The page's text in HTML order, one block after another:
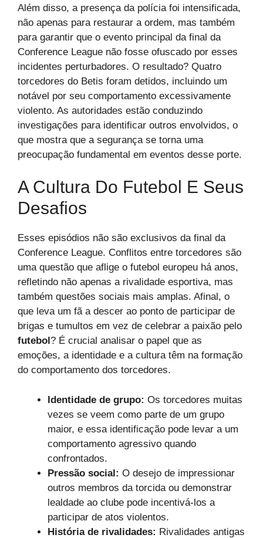
Além disso, a presença da polícia foi intensificada,
não apenas para restaurar a ordem, mas também
para garantir que o evento principal da final da
Conference League não fosse ofuscado por esses
incidentes perturbadores. O resultado? Quatro
torcedores do Betis foram detidos, incluindo um
notável por seu comportamento excessivamente
violento. As autoridades estão conduzindo
investigações para identificar outros envolvidos, o
que mostra que a segurança se torna uma
preocupação fundamental em eventos desse porte.
A Cultura Do Futebol E Seus
Desafios
Esses episódios não são exclusivos da final da
Conference League. Conflitos entre torcedores são
uma questão que aflige o futebol europeu há anos,
refletindo não apenas a rivalidade esportiva, mas
também questões sociais mais amplas. Afinal, o
que leva um fã a descer ao ponto de participar de
brigas e tumultos em vez de celebrar a paixão pelo
futebol ? É crucial analisar o papel que as
emoções, a identidade e a cultura têm na formação
do comportamento dos torcedores.
Identidade de grupo: Os torcedores muitas
vezes se veem como parte de um grupo
maior, e essa identificação pode levar a um
comportamento agressivo quando
confrontados.
Pressão social: O desejo de impressionar
outros membros da torcida ou demonstrar
lealdade ao clube pode incentivá-los a
participar de atos violentos.
História de rivalidades: Rivalidades antigas